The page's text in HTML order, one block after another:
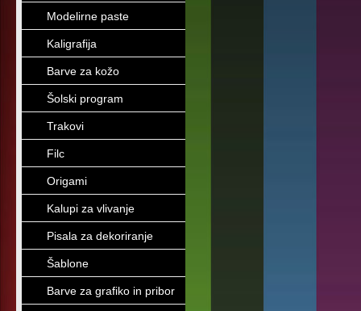
Modelirne paste
Kaligrafija
Barve za kožo
Šolski program
Trakovi
Filc
Origami
Kalupi za vlivanje
Pisala za dekoriranje
Šablone
Barve za grafiko in pribor